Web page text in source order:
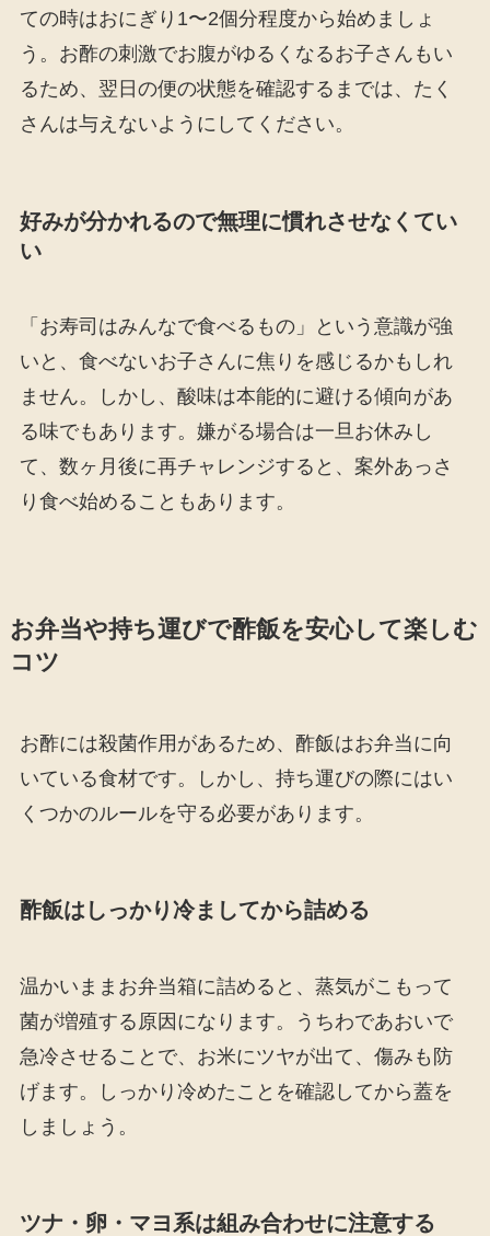
ての時はおにぎり1〜2個分程度から始めましょ
う。お酢の刺激でお腹がゆるくなるお子さんもい
るため、翌日の便の状態を確認するまでは、たく
さんは与えないようにしてください。
好みが分かれるので無理に慣れさせなくてい
い
「お寿司はみんなで食べるもの」という意識が強
いと、食べないお子さんに焦りを感じるかもしれ
ません。しかし、酸味は本能的に避ける傾向があ
る味でもあります。嫌がる場合は一旦お休みし
て、数ヶ月後に再チャレンジすると、案外あっさ
り食べ始めることもあります。
お弁当や持ち運びで酢飯を安心して楽しむ
コツ
お酢には殺菌作用があるため、酢飯はお弁当に向
いている食材です。しかし、持ち運びの際にはい
くつかのルールを守る必要があります。
酢飯はしっかり冷ましてから詰める
温かいままお弁当箱に詰めると、蒸気がこもって
菌が増殖する原因になります。うちわであおいで
急冷させることで、お米にツヤが出て、傷みも防
げます。しっかり冷めたことを確認してから蓋を
しましょう。
ツナ・卵・マヨ系は組み合わせに注意する